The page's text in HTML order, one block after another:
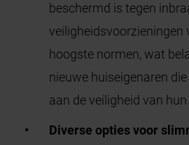
beschermd is tegen
veiligheidsvoorzieningen
hoogste normen, wat
nieuwe huiseigenaren
aan de veiligheid van hun
Diverse opties voor